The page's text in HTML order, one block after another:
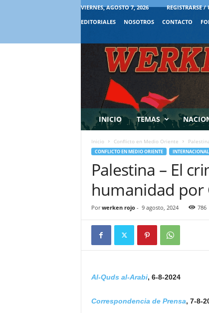
VIERNES, AGOSTO 7, 2026
REGISTRARSE /
EDITORIALES
NOSOTROS CONTACTO
INICIO TEMAS
Inicio Conflicto en Medio Oriente
CONFLICTO EN MEDIO ORIENTE INTERNACIONAL
Palestina – El
humanidad por
Por werken rojo- 9 agosto, 2024 786
Al-Quds al-Arabi, 6-8-2024
Correspondencia de Prensa, 7-8-